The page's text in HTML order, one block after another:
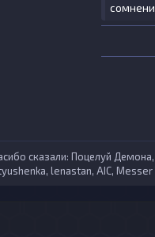
сказали: Поцелуй Демона
, lenastan, AIС, Messer